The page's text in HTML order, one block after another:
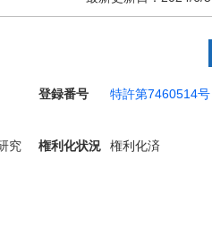
登録番号
特許第7460514号
究
権利化状況 権利化済